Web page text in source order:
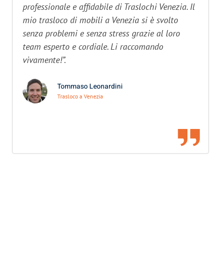
professionale e affidabile di Traslochi Venezia. Il
mio trasloco di mobili a Venezia si è svolto
senza problemi e senza stress grazie al loro
team esperto e cordiale. Li raccomando
vivamente!”.
Tommaso Leonardini
Trasloco a Venezia